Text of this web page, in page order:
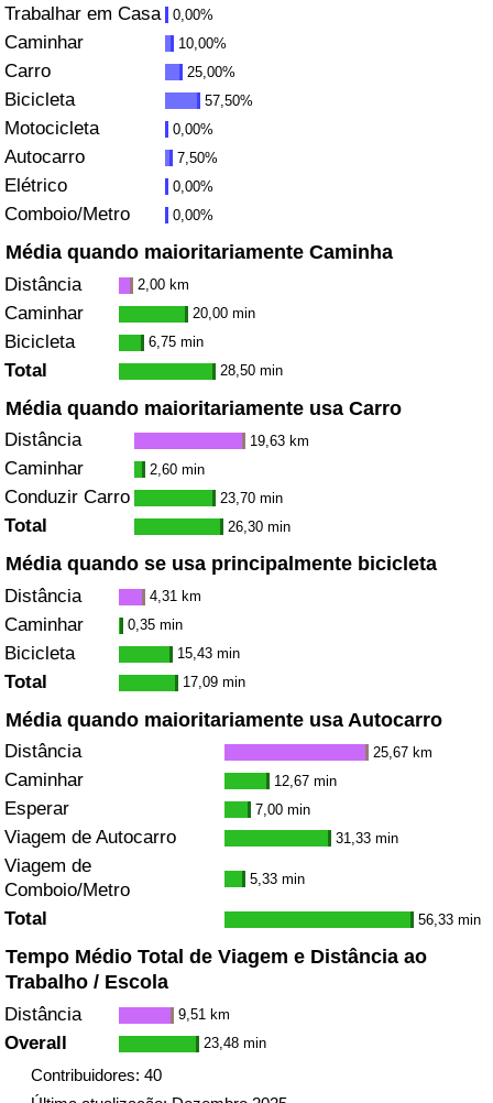
Trabalhar em Casa 0,00%
Caminhar 10,00%
Carro 25,00%
Bicicleta 57,50%
Motocicleta 0,00%
Autocarro 7,50%
Elétrico 0,00%
Comboio/Metro 0,00%
Média quando maioritariamente Caminha
Distância 2,00 km
Caminhar 20,00 min
Bicicleta 6,75 min
Total 28,50 min
Média quando maioritariamente usa Carro
Distância 19,63 km
Caminhar 2,60 min
Conduzir Carro 23,70 min
Total 26,30 min
Média quando se usa principalmente bicicleta
Distância 4,31 km
Caminhar 0,35 min
Bicicleta 15,43 min
Total 17,09 min
Média quando maioritariamente usa Autocarro
Distância 25,67 km
Caminhar 12,67 min
Esperar 7,00 min
Viagem de Autocarro 31,33 min
Viagem de
Comboio/Metro
5,33 min
Total 56,33 min
Tempo Médio Total de Viagem e Distância ao
Trabalho / Escola
Distância 9,51 km
Overall 23,48 min
Contribuidores: 40
Indicador de Poluição por País
Trânsito
Indicador de Trânsito
Indicador de Trânsito (Atual)
Indicador de Trânsito por País